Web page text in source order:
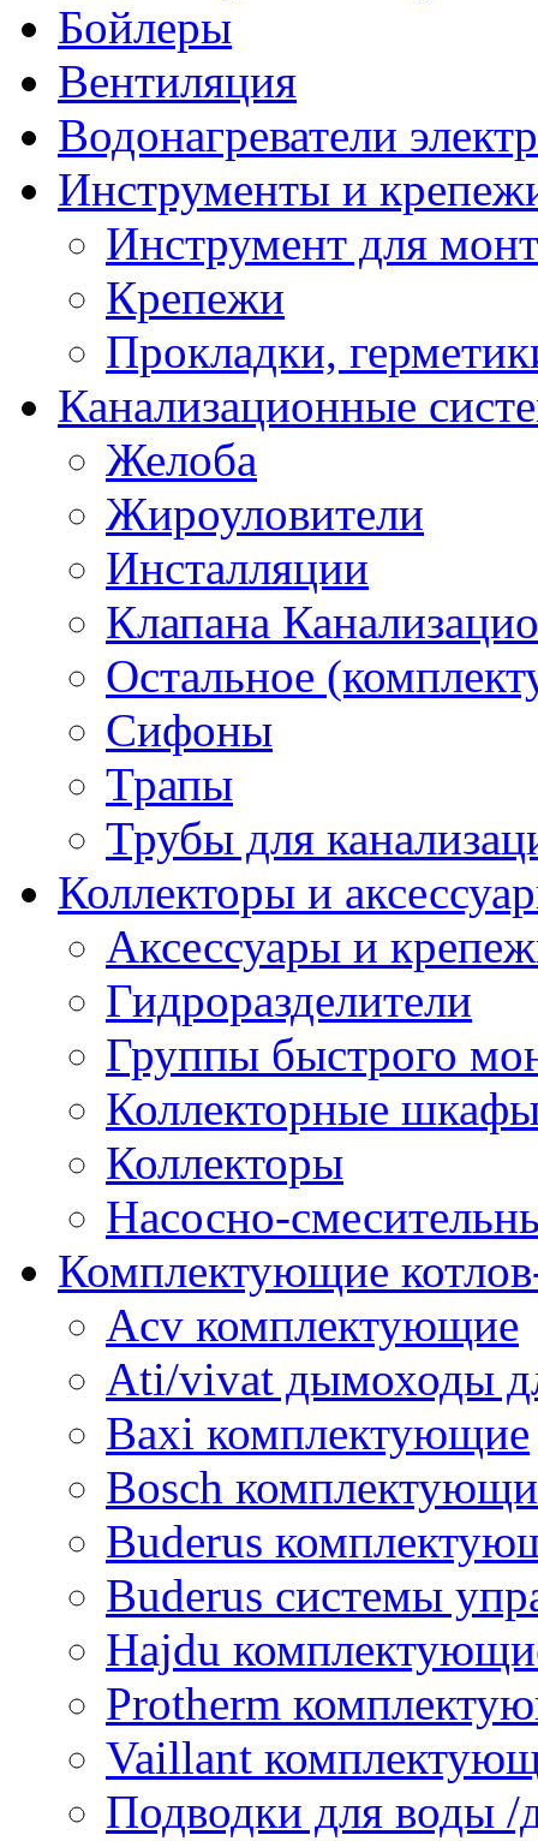
Бойлеры
Вентиляция
Водонагреватели
Инструменты и
Инструмент для
Крепежи
Прокладки,
Канализационные
Желоба
Жироуловители
Инсталляции
Клапана
Остальное
Сифоны
Трапы
Трубы для
Коллекторы и
Аксессуары и
Гидроразделители
Группы быстрого
Коллекторные
Коллекторы
Насосно-
Комплектующие
Acv комплектующие
Ati/vivat дымоходы
Baxi комплектующие
Bosch
Buderus
Buderus системы
Hajdu
Protherm
Vaillant
Подводки для воды /